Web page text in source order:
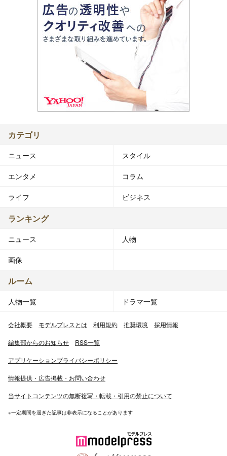
カテゴリ
ニュース スタイル
エンタメ コラム
ライフ ビジネス
ランキング
ニュース 人物
画像
ルーム
人物一覧 ドラマ一覧
会社概要 モデルプレスとは 利用規約 推奨環境 採用情報
編集部からのお知らせ RSS一覧
アプリケーションプライバシーポリシー
情報提供・広告掲載・お問い合わせ
当サイトコンテンツの無断複写・転載・引用の禁止について
※一定期間を過ぎた記事は非表示になることがあります